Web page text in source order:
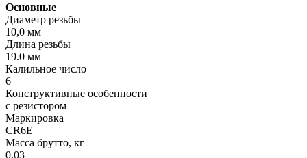
Основные
Диаметр резьбы
10,0 мм
Длина резьбы
19.0 мм
Калильное число
6
Конструктивные особенности
с резистором
Маркировка
CR6E
Масса брутто, кг
0.03